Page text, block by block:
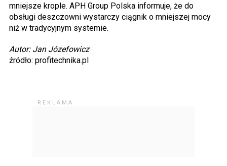
mniejsze krople. APH Group Polska informuje, że do
obsługi deszczowni wystarczy ciągnik o mniejszej mocy
niż w tradycyjnym systemie.
Autor: Jan Józefowicz
źródło: profitechnika.pl